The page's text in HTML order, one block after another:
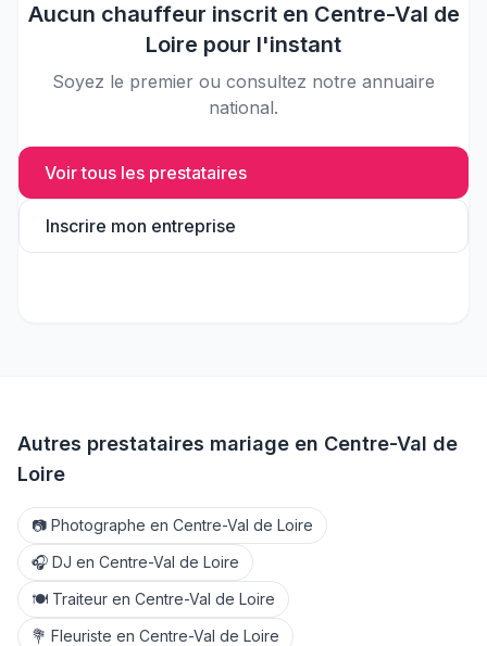
Aucun chauffeur inscrit en Centre-Val de
Loire pour l'instant
Soyez le premier ou consultez notre annuaire
national.
Voir tous les prestataires
Inscrire mon entreprise
Autres prestataires mariage en Centre-Val de
Loire
📷 Photographe en Centre-Val de Loire
🎧 DJ en Centre-Val de Loire
🍽️ Traiteur en Centre-Val de Loire
💐 Fleuriste en Centre-Val de Loire